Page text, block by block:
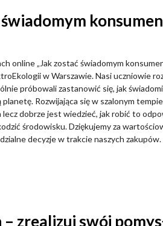
online „Jak zostać świadomym
w Warszawie. Nasi uczniowie
próbowali zastanowić się, jak
Rozwijająca się w szalonym
dobrze jest wiedzieć, jak robić to
środowisku. Dziękujemy za
decyzje w trakcie naszych zakupów.
zrealizuj swój